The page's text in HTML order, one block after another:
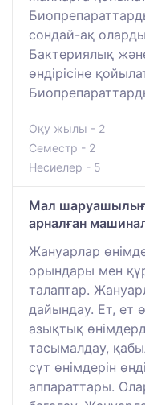
сондай-ақ
Бактериялық
өндірісіне
Оқу жылы - 2
Семестр - 2
Несиелер - 5
Мал
арналған
Жануарлар
орындары мен
талаптар.
дайындау. Ет, ет
азықтық
тасымалдау,
сүт өнімдерін
аппараттары.